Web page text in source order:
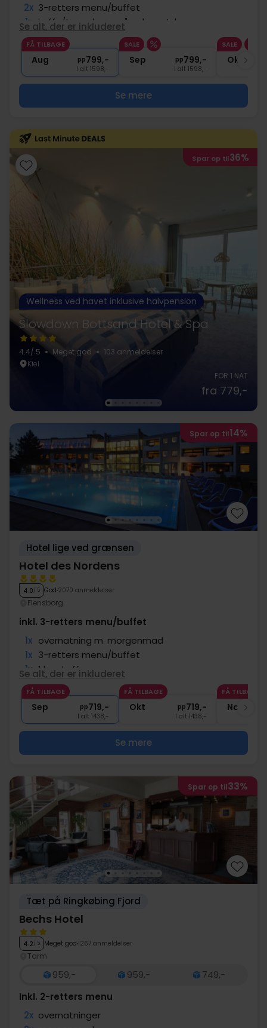
2x 3-retters menu/buffet
1x kaffe/te og kage på ankomstdagen
1x 1 glas bobler
1x spillerunde på keglebane
Se alt, der er inkluderet
FÅ TILBAGE
Aug pp799,-
I alt 1598,-
SALE
Sep pp799,-
I alt 1598,-
SALE
Okt
Se mere
Spar op til36%
Wellness ved havet inklusive halvpension
Slowdown Bottsand Hotel & Spa
4.4/ 5 Meget god
103 anmeldelser
Kiel
FOR 1 NAT
fra 779,-
Spar op til14%
Hotel lige ved grænsen
Hotel des Nordens
4.0/ 5 God 2070 anmeldelser
Flensborg
inkl. 3-retters menu/buffet
1x overnatning m. morgenmad
1x 3-retters menu/buffet
1x 1 kop kaffe
∞ Gratis adgang til Aquapoint
1x 1 fl. vand på værelset (pr. vær.)
Se alt, der er inkluderet
FÅ TILBAGE
Sep pp719,-
I alt 1438,-
FÅ TILBAGE
Okt pp719,-
I alt 1438,-
FÅ TILBAGE
Nov
Se mere
Spar op til33%
Tæt på Ringkøbing Fjord
Bechs Hotel
4.2/ 5 Meget god 1267 anmeldelser
Tarm
959,- 959,-
749,-
Inkl. 2-retters menu
2x overnatninger